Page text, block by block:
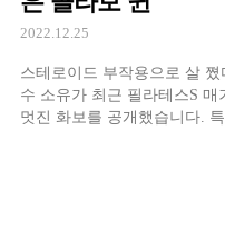
2022.12.25
스테로이드 부작용으로 살
수 소유가 최근 필라테스S 매
멋진 화보를 공개했습니다.